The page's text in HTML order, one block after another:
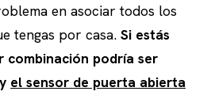
en asociar todos los
tengas por casa. Si estás
combinación podría ser
el sensor de puerta abierta